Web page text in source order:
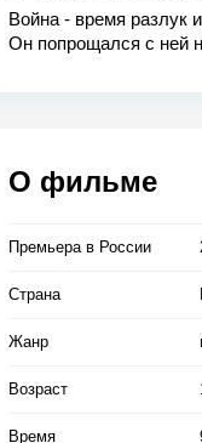
Война - время разлук
Он попрощался с ней
О фильме
Премьера в Росcии
Страна
Жанр
Возраст
Время